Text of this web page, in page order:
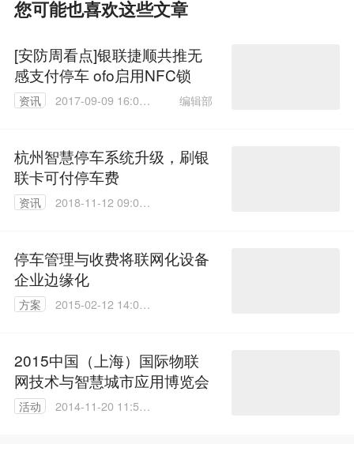
您可能也喜欢这些文章
[安防周看点]银联捷顺共推无
感支付停车 ofo启用NFC锁
资讯
2017-09-09 16:09:
编辑部
杭州智慧停车系统升级，刷银
联卡可付停车费
资讯
2018-11-12 09:08:
停车管理与收费将联网化设备
企业边缘化
方案
2015-02-12 14:07:
2015中国（上海）国际物联
网技术与智慧城市应用博览会
活动
2014-11-20 11:59: